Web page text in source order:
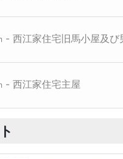
- 西江家住宅旧馬小屋及び
- 西江家住宅主屋